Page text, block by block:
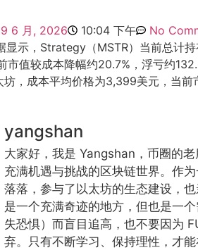
6 月, 2026 10:04 下午
No
显示，Strategy（MSTR）当前总计
市值较成本降幅约20.7%，浮亏约
，成本平均价格为3,399美元，当
yangshan
大家好，我是 Yangshan，币圈的
充满机遇与挑战的区块链世界。作
落落，参与了以太坊的生态建设，
是一个充满奇迹的地方，但也是一
失恐惧）而盲目追高，也不要因为
弃。只有不断学习、保持理性，才